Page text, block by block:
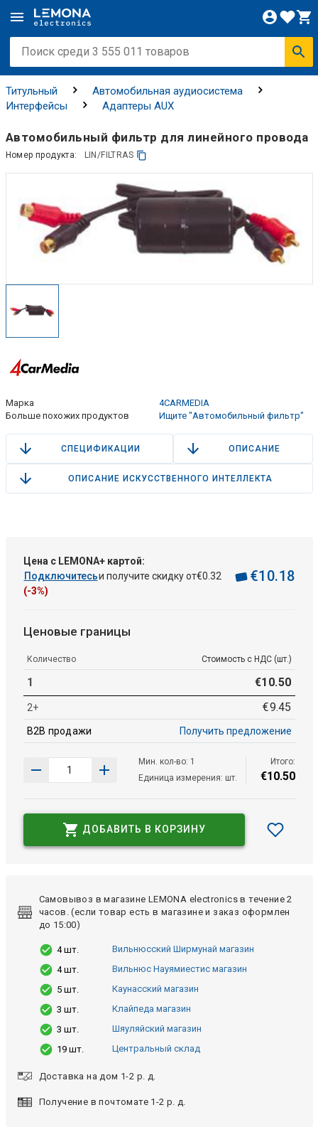
Титульный
Автомобильная аудиосистема
Интерфейсы
Адаптеры AUX
Автомобильный фильтр для линейного провода
Номер продукта: LIN/FILTRAS
Марка
4CARMEDIA
Больше похожих продуктов
Ищите "Автомобильный фильтр"
СПЕЦИФИКАЦИИ ОПИСАНИЕ
ОПИСАНИЕ ИСКУССТВЕННОГО ИНТЕЛЛЕКТА
Цена с LEMONA+ картой:
Подключитесьи получите скидку от€0 32
(-3%)
€10.18
Ценовые границы
Количество Стоимость с НДС (шт.)
1 €10.50
2+ €9.45
B2B продажи Получить предложение
Мин. кол-во: 1
Единица измерения: шт.
Итого:
€10.50
ДОБАВИТЬ В КОРЗИНУ
Самовывоз в магазине LEMONA electronics в течение 2
часов. (если товар есть в магазине и заказ оформлен
до 15:00)
4 шт.
Вильнюсский Ширмунай магазин
4 шт.
Вильнюс Науямиестис магазин
5 шт.
Каунасский магазин
3 шт.
Клайпеда магазин
3 шт.
Шяуляйский магазин
19 шт.
Центральный склад
Доставка на дом 1-2 р. д.
Получение в почтомате 1-2 р. д.